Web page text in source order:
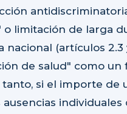
limitación de larga
(artículos 2.3
de salud" como
si el importe de
individuales